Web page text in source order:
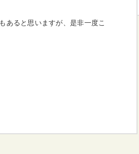
あると思いますが、是非一度こ